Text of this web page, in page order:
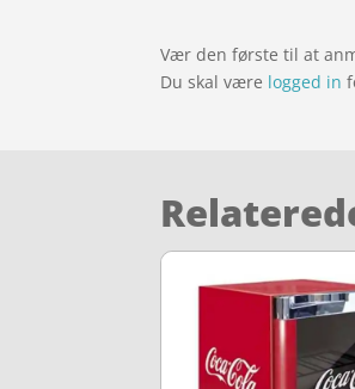
Vær den første til at
Du skal være logged in